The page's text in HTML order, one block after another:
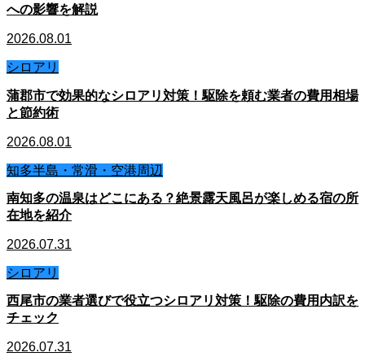
への影響を解説
2026.08.01
シロアリ
蒲郡市で効果的なシロアリ対策！駆除を頼む業者の費用相場
と節約術
2026.08.01
知多半島・常滑・空港周辺
南知多の温泉はどこにある？絶景露天風呂が楽しめる宿の所
在地を紹介
2026.07.31
シロアリ
西尾市の業者選びで役立つシロアリ対策！駆除の費用内訳を
チェック
2026.07.31